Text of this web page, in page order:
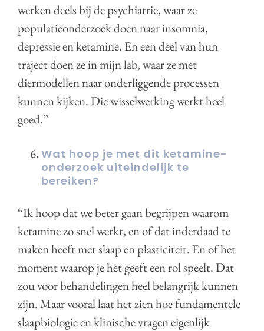
werken deels bij de psychiatrie, waar ze
populatieonderzoek doen naar insomnia,
depressie en ketamine. En een deel van hun
traject doen ze in mijn lab, waar ze met
diermodellen naar onderliggende processen
kunnen kijken. Die wisselwerking werkt heel
goed.”
Wat hoop je met dit ketamine-
onderzoek uiteindelijk te
bereiken?
“Ik hoop dat we beter gaan begrijpen waarom
ketamine zo snel werkt, en of dat inderdaad te
maken heeft met slaap en plasticiteit. En of het
moment waarop je het geeft een rol speelt. Dat
zou voor behandelingen heel belangrijk kunnen
zijn. Maar vooral laat het zien hoe fundamentele
slaapbiologie en klinische vragen eigenlijk